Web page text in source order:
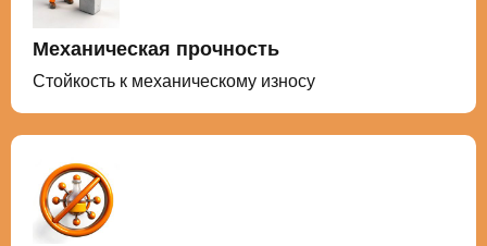
Механическая прочность
Стойкость к механическому износу